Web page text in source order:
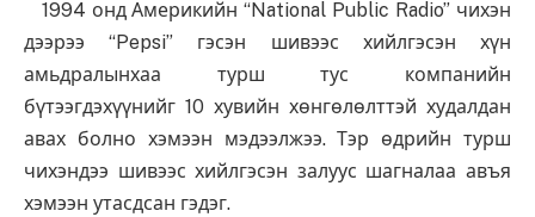
1994 онд Америкийн “National Public Radio” чихэн
дээрээ “Pepsi” гэсэн шивээс хийлгэсэн хүн
амьдралынхаа турш тус компанийн
бүтээгдэхүүнийг 10 хувийн хөнгөлөлттэй худалдан
авах болно хэмээн мэдээлжээ. Тэр өдрийн турш
чихэндээ шивээс хийлгэсэн залуус шагналаа авъя
хэмээн утасдсан гэдэг.